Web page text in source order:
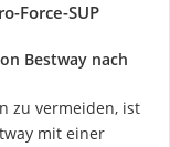
Force-SUP
Bestway nach
zu vermeiden, ist
mit einer